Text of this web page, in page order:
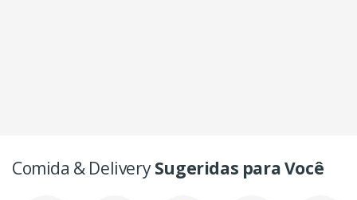
Comida & DeliverySugeridas para Você